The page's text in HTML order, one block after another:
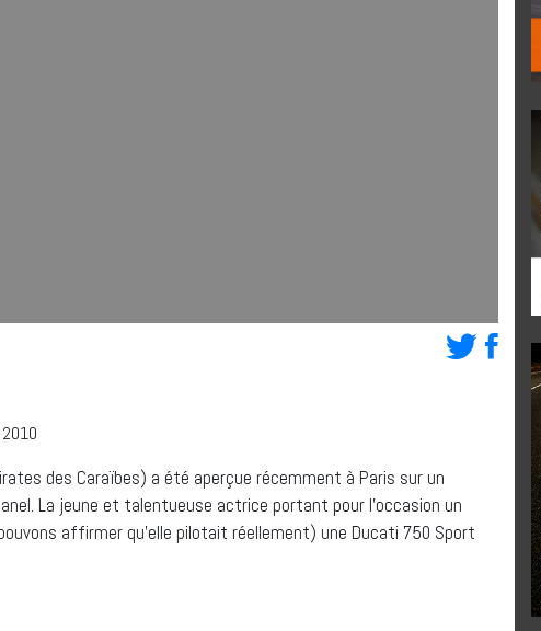
des Caraïbes) a été aperçue récemment à Paris sur un
La jeune et talentueuse actrice portant pour l’occasion un
affirmer qu’elle pilotait réellement) une Ducati 750 Sport